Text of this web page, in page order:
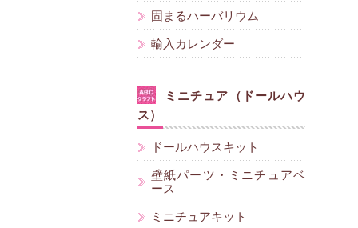
固まるハーバリウム
輸入カレンダー
ミニチュア（ドールハウ
ス）
ドールハウスキット
壁紙パーツ・ミニチュアベ
ース
ミニチュアキット